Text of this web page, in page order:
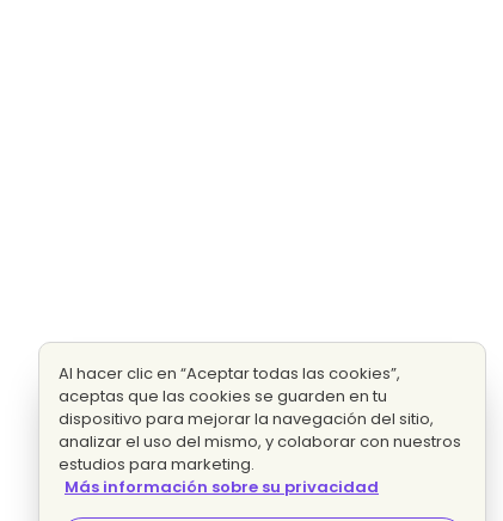
Al hacer clic en “Aceptar todas las cookies”,
aceptas que las cookies se guarden en tu
dispositivo para mejorar la navegación del sitio,
analizar el uso del mismo, y colaborar con nuestros
estudios para marketing.
Más información sobre su privacidad